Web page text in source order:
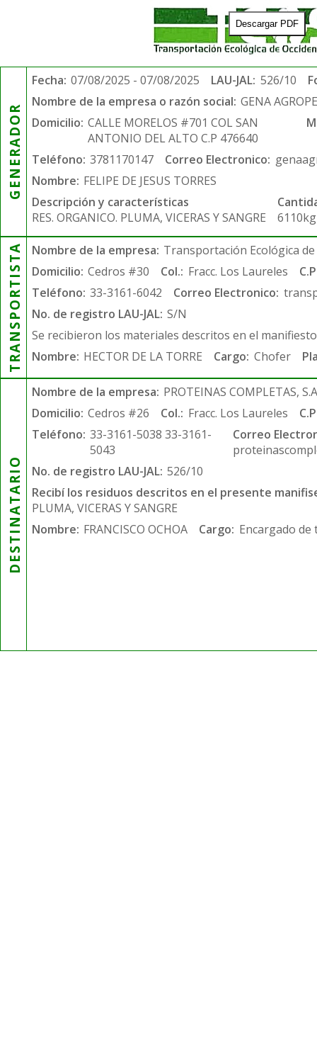
Descargar PDF
GENERADOR
Fecha: 07/08/2025 - 07/08/2025 LAU-JAL: 526/10
Nombre de la empresa o razón social: GENA
Domicilio: CALLE MORELOS #701 COL SAN
ANTONIO DEL ALTO C.P 476640
Teléfono: 3781170147 Correo Electronico:
Nombre: FELIPE DE JESUS TORRES
Descripción y características
RES. ORGANICO. PLUMA, VICERAS Y SANGRE
6110kg
TRANSPORTISTA Nombre de la empresa: Transportación Ecológica de
Domicilio: Cedros #30 Col.: Fracc. Los Laureles
Teléfono: 33-3161-6042 Correo Electronico:
No. de registro LAU-JAL: S/N
Se recibieron los materiales descritos en el
Nombre: HECTOR DE LA TORRE Cargo: Chofer
DESTINATARIO
Nombre de la empresa: PROTEINAS COMPLETAS,
Domicilio: Cedros #26 Col.: Fracc. Los Laureles
Teléfono: 33-3161-5038 33-3161-
5043
Correo
No. de registro LAU-JAL: 526/10
Recibí los residuos descritos en el presente
PLUMA, VICERAS Y SANGRE
Nombre: FRANCISCO OCHOA Cargo: Encargado de